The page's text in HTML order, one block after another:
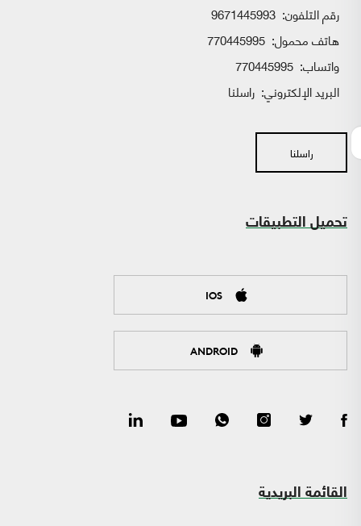
رقم التلفون: 9671445993
هاتف محمول: 770445995
واتساب:
البريد الإلكتروني: راسلنا
راسلنا
تحميل التطبيقات
IOS
ANDROID
القائمة البريدية